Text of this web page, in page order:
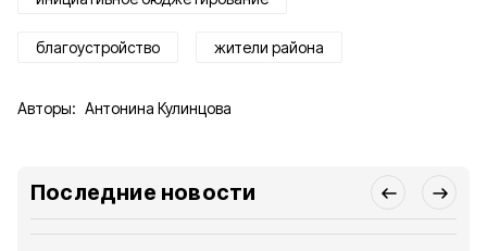
благоустройство жители района
Авторы: Антонина Кулинцова
Последние новости